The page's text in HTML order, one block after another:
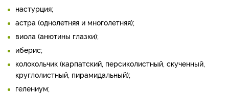
настурция;
астра (однолетняя и многолетняя);
виола (анютины глазки);
иберис;
колокольчик (карпатский, персиколистный, скученный,
круглолистный, пирамидальный);
гелениум;